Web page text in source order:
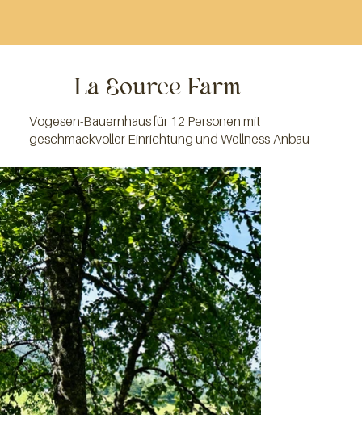
La Source Farm
Vogesen-Bauernhaus für 12 Personen mit
geschmackvoller Einrichtung und Wellness-Anbau